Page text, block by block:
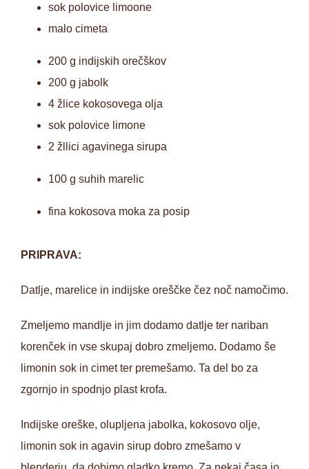
sok polovice limoone
malo cimeta
200 g indijskih orečškov
200 g jabolk
4 žlice kokosovega olja
sok polovice limone
2 žllici agavinega sirupa
100 g suhih marelic
fina kokosova moka za posip
PRIPRAVA:
Datlje, marelice in indijske oreščke čez noč namočimo.
Zmeljemo mandlje in jim dodamo datlje ter nariban
korenček in vse skupaj dobro zmeljemo. Dodamo še
limonin sok in cimet ter premešamo. Ta del bo za
zgornjo in spodnjo plast krofa.
Indijske oreške, olupljena jabolka, kokosovo olje,
limonin sok in agavin sirup dobro zmešamo v